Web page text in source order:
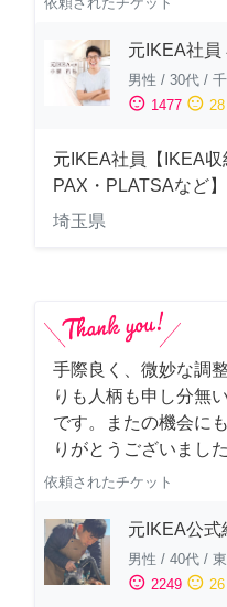
元IKEA社員
男性 / 30代 /
sentiment_satisfied 1477 sentiment_neutral 28
元IKEA社員【IKEA収
PAX・PLATSAなど】
埼玉県
手際良く、微妙な調
りも人柄も申し分無
です。またの機会に
りがとうございました
依頼されたチケット
元IKEA公
男性 / 40代 /
sentiment_satisfied 2249 sentiment_neutral 26